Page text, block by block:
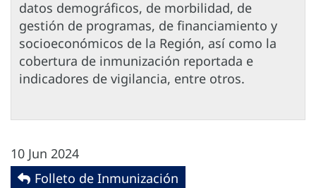
datos demográficos, de morbilidad, de
gestión de programas, de financiamiento y
socioeconómicos de la Región, así como la
cobertura de inmunización reportada e
indicadores de vigilancia, entre otros.
10 Jun 2024
Folleto de Inmunización